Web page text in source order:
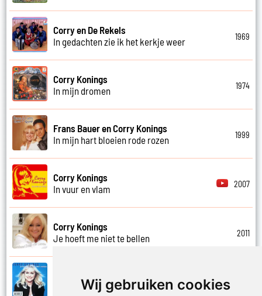
Wij gebruiken cookies
Corry en De Rekels
In gedachten zie ik het kerkje weer
1969
Corry Konings
In mijn dromen
1974
Frans Bauer en Corry Konings
In mijn hart bloeien rode rozen
1999
Corry Konings
In vuur en vlam
2007
Corry Konings
Je hoeft me niet te bellen
2011
Je kan je leven nooit meer overdoen